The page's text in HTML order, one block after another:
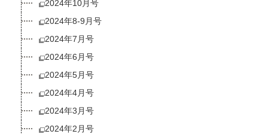
2024年10月号
2024年8-9月号
2024年7月号
2024年6月号
2024年5月号
2024年4月号
2024年3月号
2024年2月号